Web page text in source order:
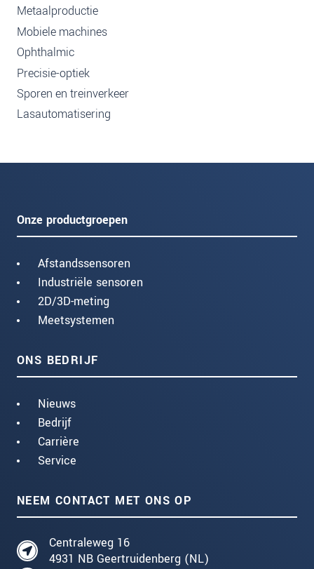
Metaalproductie
Mobiele machines
Ophthalmic
Precisie-optiek
Sporen en treinverkeer
Lasautomatisering
Onze productgroepen
Afstandssensoren
Industriële sensoren
2D/3D-meting
Meetsystemen
ONS BEDRIJF
Nieuws
Bedrijf
Carrière
Service
NEEM CONTACT MET ONS OP
Centraleweg 16
4931 NB Geertruidenberg (NL)